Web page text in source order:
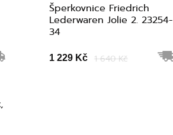
Šperkovnice Friedrich
Lederwaren Jolie 2. 23254-
34
1 229 Kč 1 640 Kč